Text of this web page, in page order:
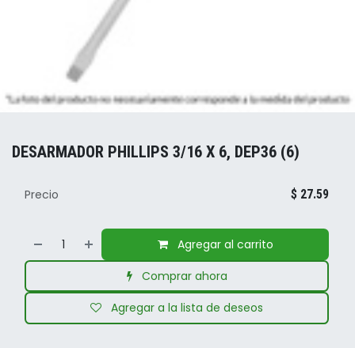
DESARMADOR PHILLIPS 3/16 X 6, DEP36 (6)
Agregar al carrito
Comprar ahora
Agregar a la lista de deseos
Precio $ 27.59